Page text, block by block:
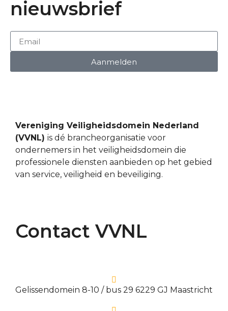
nieuwsbrief
Aanmelden
Vereniging Veiligheidsdomein Nederland
(VVNL) is dé brancheorganisatie voor
ondernemers in het veiligheidsdomein die
professionele diensten aanbieden op het gebied
van service, veiligheid en beveiliging.
Contact VVNL
Gelissendomein 8-10 / bus 29 6229 GJ Maastricht